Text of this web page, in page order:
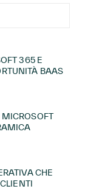
365 E
BAAS
MICROSOFT
CHE